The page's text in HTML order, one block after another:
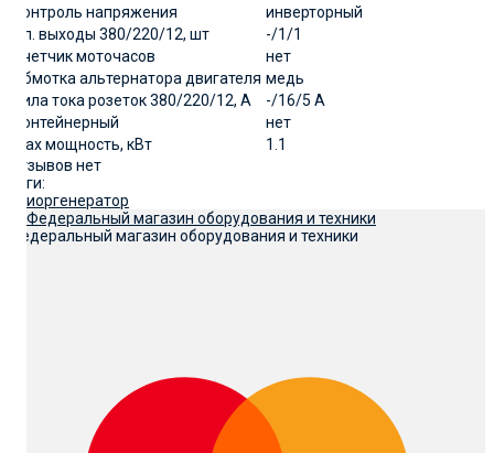
Контроль напряжения
инверторный
Эл. выходы 380/220/12, шт
-/1/1
Счетчик моточасов
нет
Обмотка альтернатора двигателя медь
Сила тока розеток 380/220/12, А
-/16/5 А
Контейнерный
нет
Max мощность, кВт
1.1
Отзывов нет
Теги:
приоргенератор
Федеральный магазин оборудования и техники